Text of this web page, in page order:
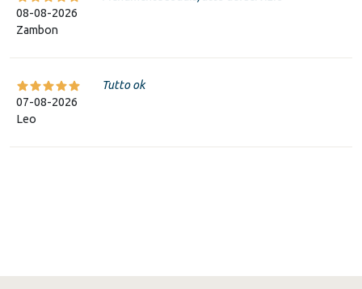
08-08-2026
Zambon
07-08-2026
Leo
Tutto ok